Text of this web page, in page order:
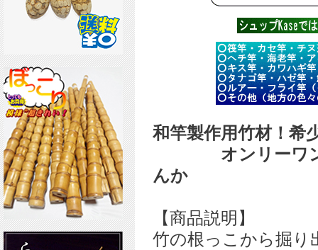
和竿製作用竹材！希
オンリーワンの
んか
【商品説明】
竹の根っこから掘り